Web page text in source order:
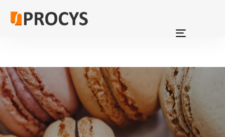
links to
Skip
to
content